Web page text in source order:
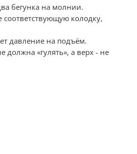
бегунка на молнии.
колодку,
давление на подъём.
должна «гулять», а верх - не